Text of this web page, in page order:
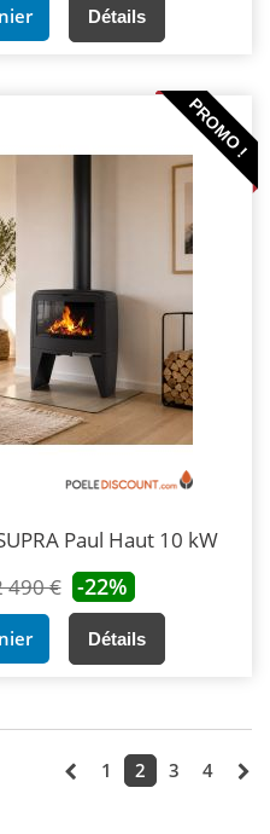
Détails
PROMO !
Paul Haut 10 kW
490 € -22%
Détails
1 2 3 4